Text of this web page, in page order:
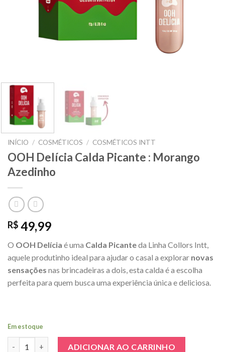
INÍCIO / COSMÉTICOS / COSMÉTICOS INTT
OOH Delícia Calda Picante : Morango
Azedinho
R$ 49,99
O OOH Delícia é uma Calda Picanteda Linha Collors Intt,
aquele produtinho ideal para ajudar o casal a explorar novas
sensações nas brincadeiras a dois, esta calda é a escolha
perfeita para quem busca uma experiência única e deliciosa.
Em estoque
ADICIONAR AO CARRINHO